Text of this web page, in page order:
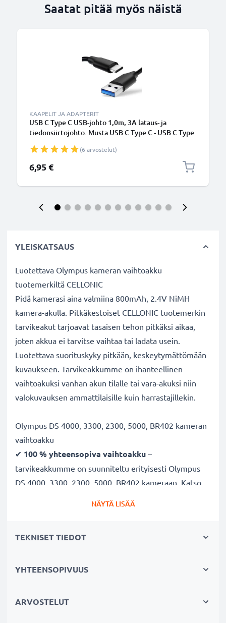
Saatat pitää myös näistä
KAAPELIT JA ADAPTERIT
USB C Type C USB-johto 1,0m, 3A lataus- ja
tiedonsiirtojohto. Musta USB C Type C - USB C Type
(6 arvostelut)
6,95 €
YLEISKATSAUS
Luotettava Olympus kameran vaihtoakku
tuotemerkiltä CELLONIC
Pidä kamerasi aina valmiina 800mAh, 2.4V NiMH
kamera-akulla. Pitkäkestoiset CELLONIC tuotemerkin
tarvikeakut tarjoavat tasaisen tehon pitkäksi aikaa,
joten akkua ei tarvitse vaihtaa tai ladata usein.
Luotettava suorituskyky pitkään, keskeytymättömään
kuvaukseen. Tarvikeakkumme on ihanteellinen
vaihtoakuksi vanhan akun tilalle tai vara-akuksi niin
valokuvauksen ammattilaisille kuin harrastajillekin.
Olympus DS 4000, 3300, 2300, 5000, BR402 kameran
vaihtoakku
✔ 100 % yhteensopiva vaihtoakku –
tarvikeakkumme on suunniteltu erityisesti Olympus
DS 4000, 3300, 2300, 5000, BR402 kameraan. Katso
tehoa pitkäkestoiseen kuvaukseen
käyttöikä ja tehokas suorituskyky
täyttämään korkeimmat turvallisuus- ja
NÄYTÄ LISÄÄ
TEKNISET TIEDOT
YHTEENSOPIVUUS
ARVOSTELUT